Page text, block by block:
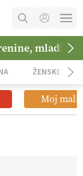
mladi
ŽENSKE
Moj mali